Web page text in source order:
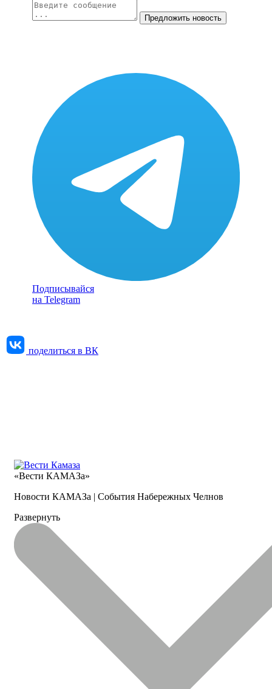
Предложить новость
Подписывайся
на Telegram
поделиться в ВК
«Вести КАМАЗа»
Новости КАМАЗа | События Набережных Челнов
Развернуть